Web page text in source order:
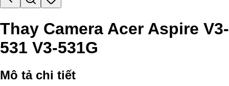
Thay Camera Acer Aspire V3-
531 V3-531G
Mô tả chi tiết